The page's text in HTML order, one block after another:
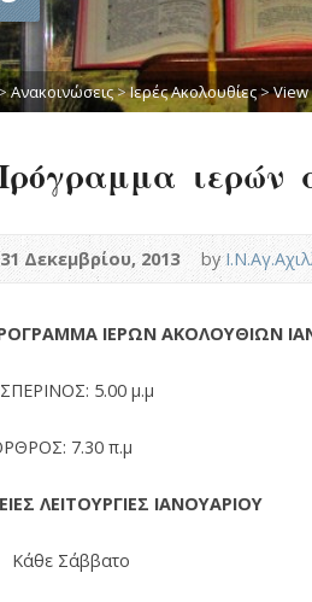
Ανακοινώσεις>Ιερές Ακολουθίες>
ιερών
31 Δεκεμβρίου, 2013 by
ΙΕΡΩΝ ΑΚΟΛΟΥΘΙΩΝ
5.00 μ.μ
7.30 π.μ
ΛΕΙΤΟΥΡΓΙΕΣ ΙΑΝΟΥΑΡΙΟΥ
Κάθε Σάββατο